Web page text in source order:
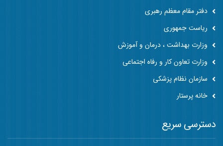
دفتر مقام معظم رهبری
ریاست جمهوری
وزارت بهداشت ، درمان و آموزش
وزارت تعاون کار و رفاه اجتماعی
سازمان نظام پزشکی
خانه پرستار
دسترسی سریع